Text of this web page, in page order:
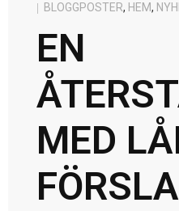
BLOGGPOSTER, HEM,
EN
MED